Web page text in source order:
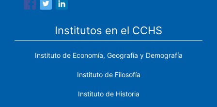
Institutos en el CCHS
Instituto de Economía, Geografía y Demografía
Instituto de Filosofía
Instituto de Historia